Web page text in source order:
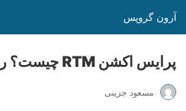
آرون گروپس
پرایس اکشن RTM چیست؟ راهنمای جامع
مسعود جزینی